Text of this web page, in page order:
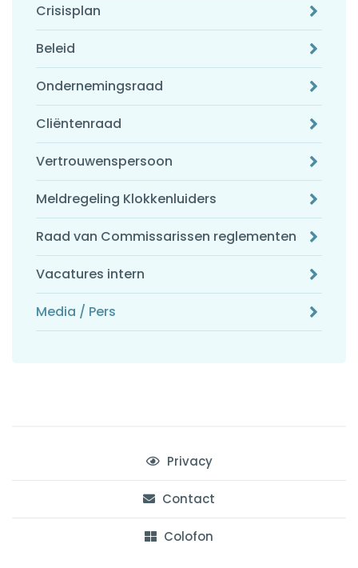
Crisisplan
Beleid
Ondernemingsraad
Cliëntenraad
Vertrouwenspersoon
Meldregeling Klokkenluiders
Raad van Commissarissen reglementen
Vacatures intern
Media / Pers
Privacy
Contact
Colofon